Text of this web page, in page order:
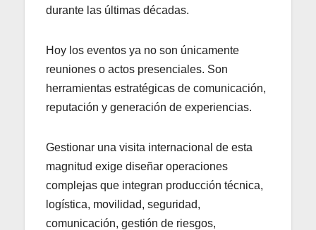
durante las últimas décadas.
Hoy los eventos ya no son únicamente
reuniones o actos presenciales. Son
herramientas estratégicas de comunicación,
reputación y generación de experiencias.
Gestionar una visita internacional de esta
magnitud exige diseñar operaciones
complejas que integran producción técnica,
logística, movilidad, seguridad,
comunicación, gestión de riesgos,